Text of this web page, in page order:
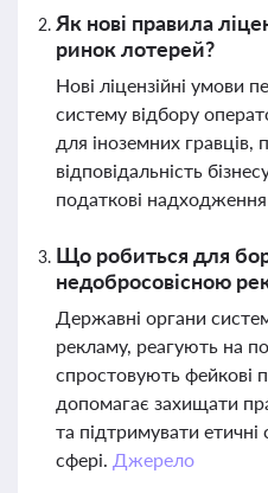
Як нові правила
ринок лотерей?
Нові ліцензійні умови
систему відбору
для іноземних гравців,
відповідальність
податкові
Що робиться для
недобросовісною
Державні органи
рекламу, реагують на
спростовують фейкові
допомагає захищати
та підтримувати
сфері. Джерело